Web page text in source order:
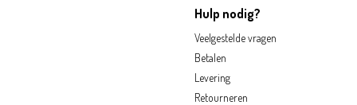
Hulp nodig?
Veelgestelde vragen
Betalen
Levering
Retourneren